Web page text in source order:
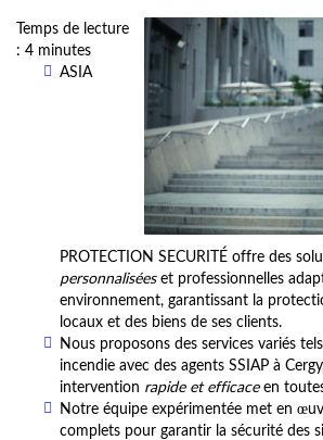
Temps de lecture
: 4 minutes
ASIA
PROTECTION SECURITÉ offre des
personnaliséeset professionnelles
environnement, garantissant la
locaux et des biens de ses clients.
Nous proposons des services variés
incendie avec des agents SSIAP à
intervention rapide et efficaceen
Notre équipe expérimentée met en
complets pour garantir la sécurité des